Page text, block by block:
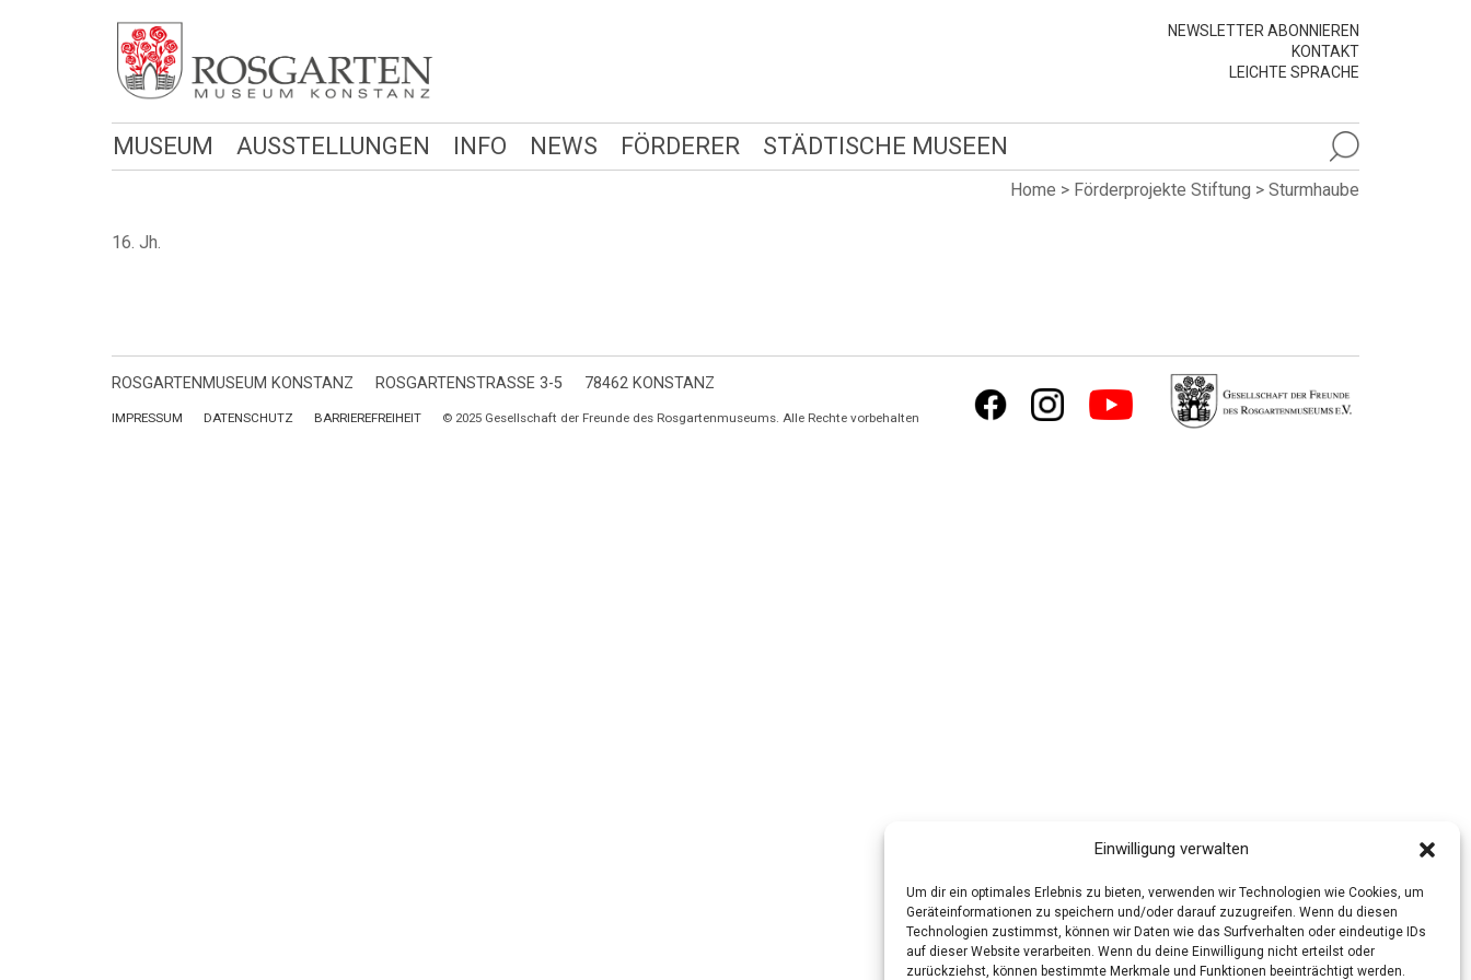
Einwilligung verwalten
Um dir ein optimales Erlebnis zu bieten, verwenden wir Technologien wie Cookies, um
Geräteinformationen zu speichern und/oder darauf zuzugreifen. Wenn du diesen
Technologien zustimmst, können wir Daten wie das Surfverhalten oder eindeutige IDs
auf dieser Website verarbeiten. Wenn du deine Einwilligung nicht erteilst oder
zurückziehst, können bestimmte Merkmale und Funktionen beeinträchtigt werden.
NEWSLETTER ABONNIEREN
KONTAKT
LEICHTE SPRACHE
MUSEUM AUSSTELLUNGEN INFO NEWS FÖRDERER STÄDTISCHE MUSEEN
Home > Förderprojekte Stiftung > Sturmhaube
16. Jh.
ROSGARTENMUSEUM KONSTANZ ROSGARTENSTRASSE 3-5 78462 KONSTANZ
IMPRESSUM DATENSCHUTZ BARRIEREFREIHEIT © 2025 Gesellschaft der Freunde des Rosgartenmuseums. Alle Rechte vorbehalten